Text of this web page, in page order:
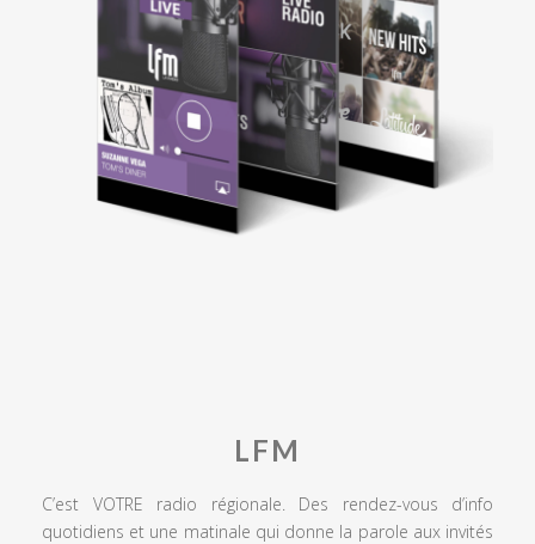
LFM
C’est VOTRE radio régionale. Des rendez-vous d’info
quotidiens et une matinale qui donne la parole aux invités